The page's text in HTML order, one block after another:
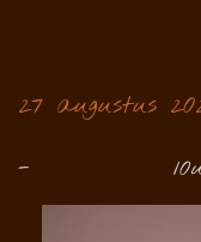
27 augustus
-